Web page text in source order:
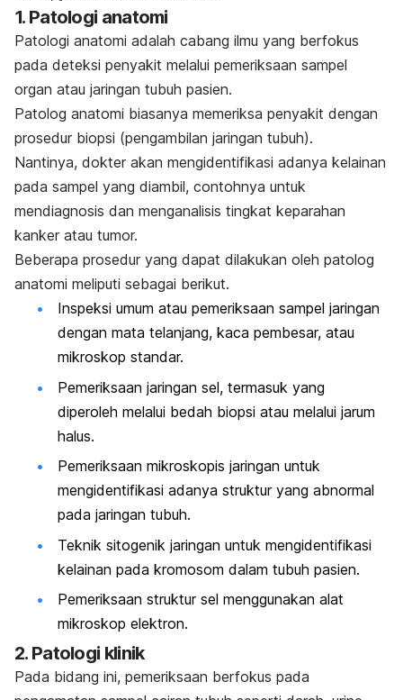
1. Patologi anatomi
Patologi anatomi adalah cabang ilmu yang berfokus
pada deteksi penyakit melalui pemeriksaan sampel
organ atau jaringan tubuh pasien.
Patolog anatomi biasanya memeriksa penyakit dengan
prosedur biopsi (pengambilan jaringan tubuh).
Nantinya, dokter akan mengidentifikasi adanya kelainan
pada sampel yang diambil, contohnya untuk
mendiagnosis dan menganalisis tingkat keparahan
kanker atau tumor.
Beberapa prosedur yang dapat dilakukan oleh patolog
anatomi meliputi sebagai berikut.
Inspeksi umum atau pemeriksaan sampel jaringan
dengan mata telanjang, kaca pembesar, atau
mikroskop standar.
Pemeriksaan jaringan sel, termasuk yang
diperoleh melalui bedah biopsi atau melalui jarum
halus.
Pemeriksaan mikroskopis jaringan untuk
mengidentifikasi adanya struktur yang abnormal
pada jaringan tubuh.
Teknik sitogenik jaringan untuk mengidentifikasi
kelainan pada kromosom dalam tubuh pasien.
Pemeriksaan struktur sel menggunakan alat
mikroskop elektron.
2. Patologi klinik
Pada bidang ini, pemeriksaan berfokus pada